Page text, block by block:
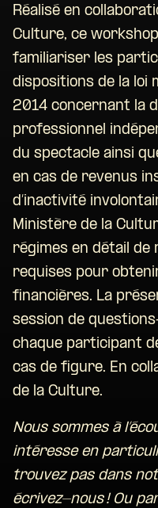
Réalisé en
Culture, ce
familiariser les
dispositions de la loi
2014 concernant la
professionnel
du spectacle ainsi
en cas de revenus
d’inactivité
Ministère de la
régimes en détail de
requises pour
financières. La
session de
chaque participant
cas de figure. En
de la Culture.
Nous sommes à
intéresse en
trouvez pas dans
écrivez-nous ! Ou